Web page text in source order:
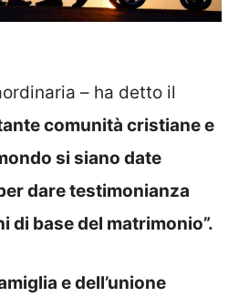
– ha detto il
comunità cristiane e
si siano date
dare testimonianza
di base del matrimonio”.
e dell’unione